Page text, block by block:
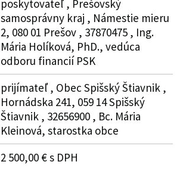
poskytovateľ , Prešovský
samosprávny kraj , Námestie mieru
2, 080 01 Prešov , 37870475 , Ing.
Mária Holíková, PhD., vedúca
odboru financií PSK
prijímateľ , Obec Spišský Štiavnik ,
Hornádska 241, 059 14 Spišský
Štiavnik , 32656900 , Bc. Mária
Kleinová, starostka obce
2 500,00 € s DPH